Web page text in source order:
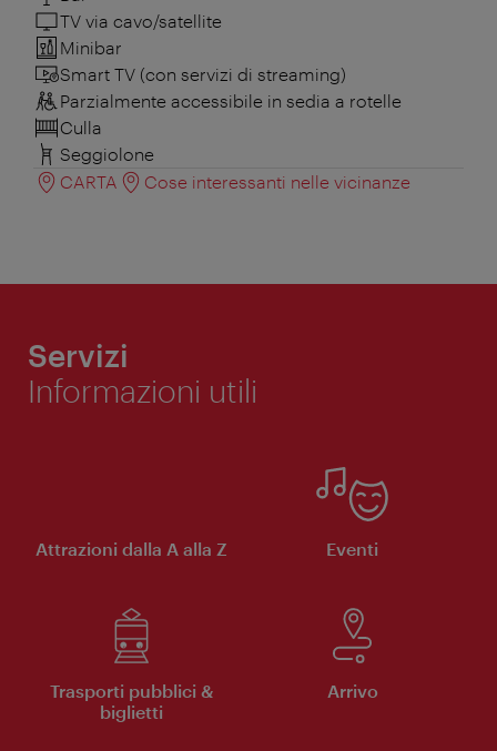
TV via cavo/satellite
Minibar
Smart TV (con servizi di streaming)
Parzialmente accessibile in sedia a rotelle
Culla
Seggiolone
CARTA
Cose interessanti nelle vicinanze
Servizi
Informazioni utili
Attrazioni dalla A alla Z Eventi
Trasporti pubblici &
biglietti
Arrivo